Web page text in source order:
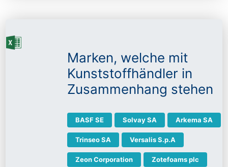
Marken, welche mit
Kunststoffhändler in
Zusammenhang stehen
BASF SE Solvay SA Arkema SA
Trinseo SA Versalis S.p.A
Zeon Corporation Zotefoams plc